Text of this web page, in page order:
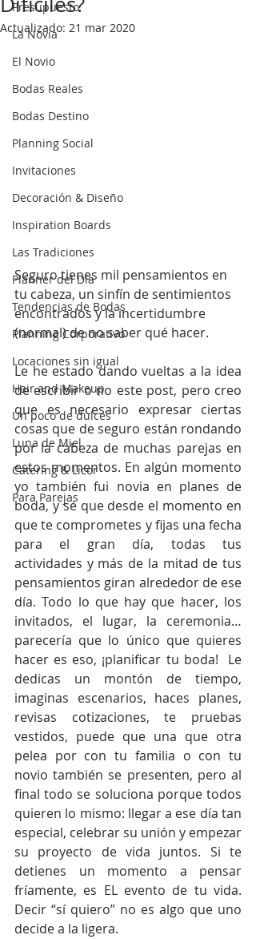
Presupuesto
La Novia
El Novio
Bodas Reales
Bodas Destino
Planning Social
Invitaciones
Decoración & Diseño
Inspiration Boards
Las Tradiciones
Planner del Día
Tendencias de Bodas
Planning Corporativo
Locaciones sin igual
Hair and Makeup
Un poco de dulces
Luna de Miel
Catering & Licor
Para Parejas
Actualizado: 21 mar 2020
Seguro tienes mil pensamientos en
tu cabeza, un sinfín de sentimientos
encontrados y la incertidumbre
(normal) de no saber qué hacer.
Le he estado dando vueltas a la idea
de escribir o no este post, pero creo
que es necesario expresar ciertas
cosas que de seguro están rondando
por la cabeza de muchas parejas en
estos momentos. En algún momento
yo también fui novia en planes de
boda, y sé que desde el momento en
que te comprometes y fijas una fecha
para el gran día, todas tus
actividades y más de la mitad de tus
pensamientos giran alrededor de ese
día. Todo lo que hay que hacer, los
invitados, el lugar, la ceremonia…
parecería que lo único que quieres
hacer es eso, ¡planificar tu boda!  Le
dedicas un montón de tiempo,
imaginas escenarios, haces planes,
revisas cotizaciones, te pruebas
vestidos, puede que una que otra
pelea por con tu familia o con tu
novio también se presenten, pero al
final todo se soluciona porque todos
quieren lo mismo: llegar a ese día tan
especial, celebrar su unión y empezar
su proyecto de vida juntos. Si te
detienes un momento a pensar
fríamente, es EL evento de tu vida.
Decir “sí quiero” no es algo que uno
decide a la ligera.